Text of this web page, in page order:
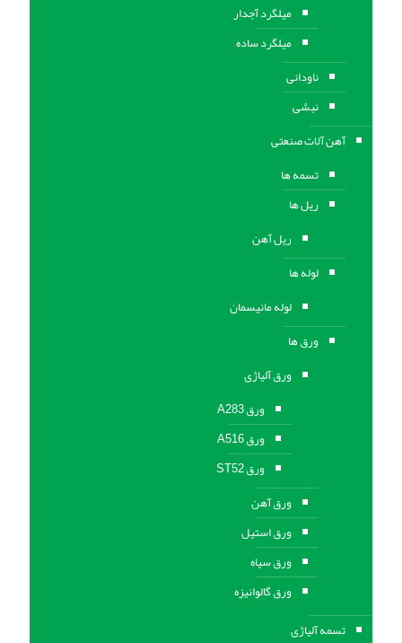
میلگرد آجدار
میلگرد ساده
ناودانی
نبشی
آهن آلات صنعتی
تسمه ها
ریل ها
ریل آهن
لوله ها
لوله مانیسمان
ورق ها
ورق آلیاژی
ورق A283
ورق A516
ورق ST52
ورق آهن
ورق استیل
ورق سیاه
ورق گالوانیزه
تسمه آلیاژی